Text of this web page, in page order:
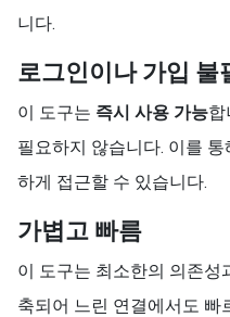
니다.
로그인이나 가입 불
이 도구는 즉시 사용 가능합
필요하지 않습니다. 이를
하게 접근할 수 있습니다.
가볍고 빠름
이 도구는 최소한의 의존성
축되어 느린 연결에서도 빠